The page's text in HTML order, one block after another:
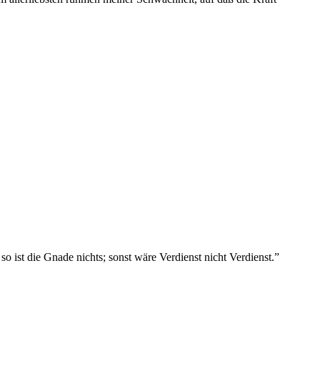
ist die Gnade nichts; sonst wäre Verdienst nicht Verdienst.”